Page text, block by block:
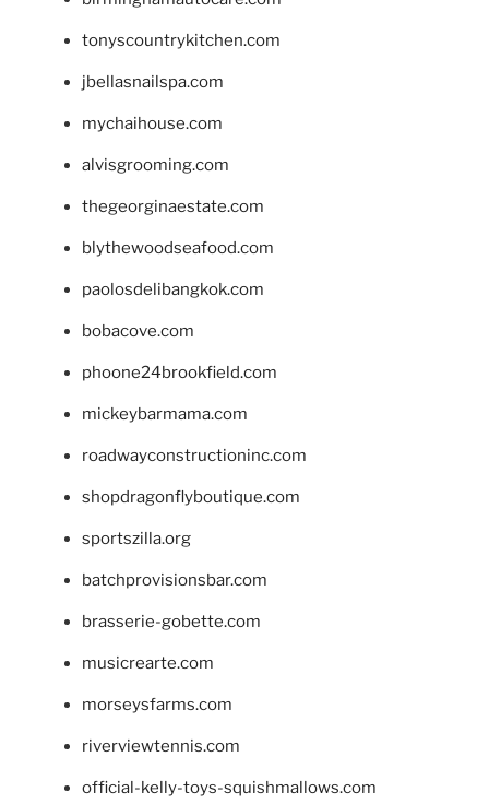
tonyscountrykitchen.com
jbellasnailspa.com
mychaihouse.com
alvisgrooming.com
thegeorginaestate.com
blythewoodseafood.com
paolosdelibangkok.com
bobacove.com
phoone24brookfield.com
mickeybarmama.com
roadwayconstructioninc.com
shopdragonflyboutique.com
sportszilla.org
batchprovisionsbar.com
brasserie-gobette.com
musicrearte.com
morseysfarms.com
riverviewtennis.com
official-kelly-toys-squishmallows.com